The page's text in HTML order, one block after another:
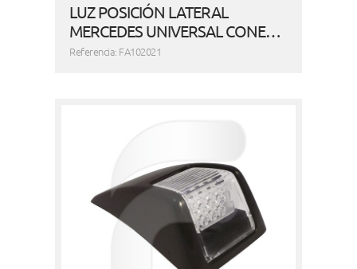
LUZ POSICIÓN LATERAL
MERCEDES UNIVERSAL CONE…
Referencia: FA102021